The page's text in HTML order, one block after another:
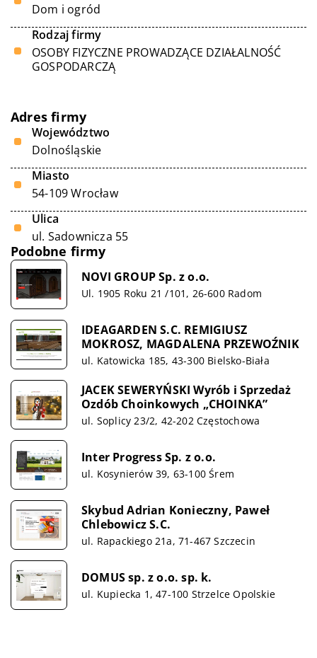
Dom i ogród
Rodzaj firmy
OSOBY FIZYCZNE PROWADZĄCE DZIAŁALNOŚĆ
GOSPODARCZĄ
Adres firmy
Województwo
Dolnośląskie
Miasto
54-109 Wrocław
Ulica
ul. Sadownicza 55
Podobne firmy
NOVI GROUP Sp. z o.o.
Ul. 1905 Roku 21 /101, 26-600 Radom
IDEAGARDEN S.C. REMIGIUSZ
MOKROSZ, MAGDALENA PRZEWOŹNIK
ul. Katowicka 185, 43-300 Bielsko-Biała
JACEK SEWERYŃSKI Wyrób i Sprzedaż
Ozdób Choinkowych „CHOINKA”
ul. Soplicy 23/2, 42-202 Częstochowa
Inter Progress Sp. z o.o.
ul. Kosynierów 39, 63-100 Śrem
Skybud Adrian Konieczny, Paweł
Chlebowicz S.C.
ul. Rapackiego 21a, 71-467 Szczecin
DOMUS sp. z o.o. sp. k.
ul. Kupiecka 1, 47-100 Strzelce Opolskie